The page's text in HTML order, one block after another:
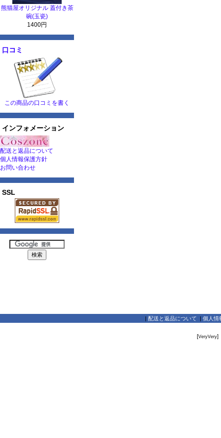
熊猫屋オリジナル 蓋付き茶
碗(玉瓷)
1400円
口コミ
この商品の口コミを書く
インフォメーション
配送と返品について
個人情報保護方針
お問い合わせ
SSL
配送と返品について 個人情
[VeryVery]